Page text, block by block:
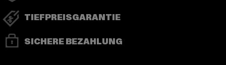
TIEFPREISGARANTIE
SICHERE BEZAHLUNG